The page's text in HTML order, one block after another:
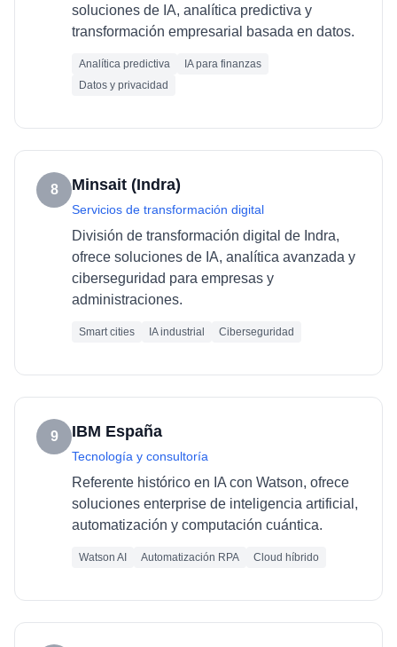
soluciones de IA, analítica predictiva y
transformación empresarial basada en datos.
Analítica predictiva
IA para finanzas
Datos y privacidad
8 Minsait (Indra)
Servicios de transformación digital
División de transformación digital de Indra,
ofrece soluciones de IA, analítica avanzada y
ciberseguridad para empresas y
administraciones.
Smart cities IA industrial Ciberseguridad
9 IBM España
Tecnología y consultoría
Referente histórico en IA con Watson, ofrece
soluciones enterprise de inteligencia artificial,
automatización y computación cuántica.
Watson AI Automatización RPA Cloud híbrido